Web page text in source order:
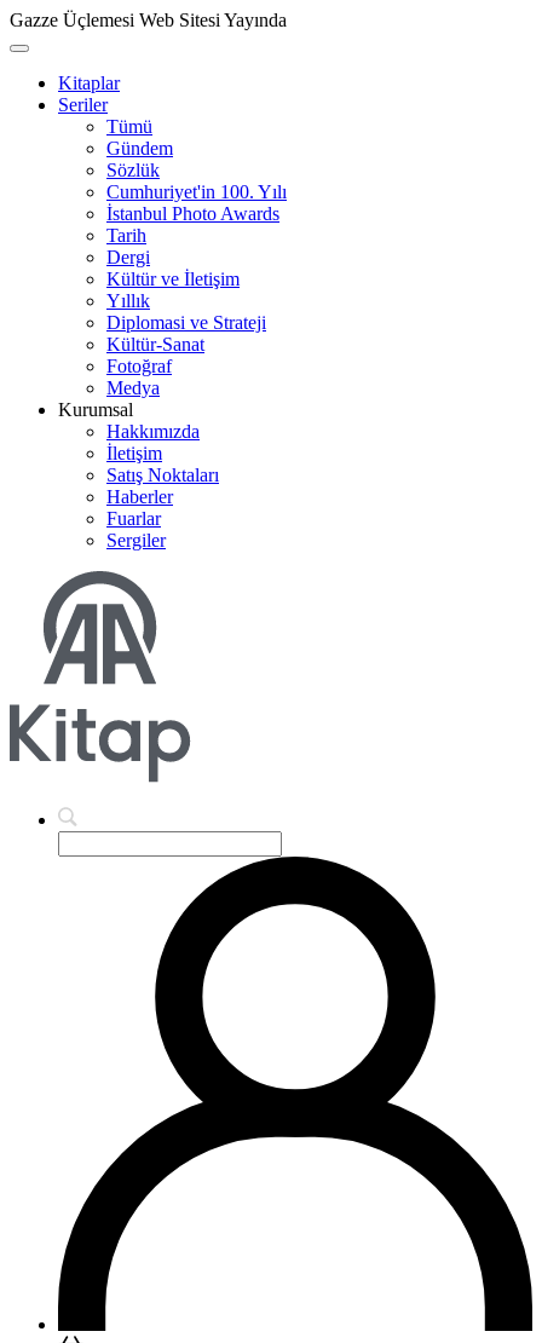
Gazze Üçlemesi Web Sitesi Yayında
Kitaplar
Seriler
Tümü
Gündem
Sözlük
Cumhuriyet'in 100. Yılı
İstanbul Photo Awards
Tarih
Dergi
Kültür ve İletişim
Yıllık
Diplomasi ve Strateji
Kültür-Sanat
Fotoğraf
Medya
Kurumsal
Hakkımızda
İletişim
Satış Noktaları
Haberler
Fuarlar
Sergiler